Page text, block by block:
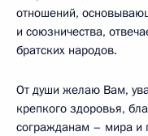
отношений,
и союзничества,
братских народов.
От души желаю Вам,
крепкого здоровья,
согражданам – мира и